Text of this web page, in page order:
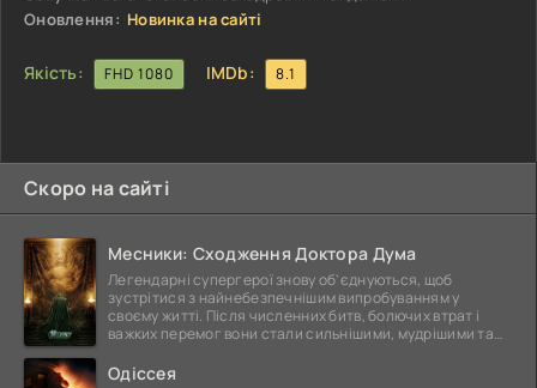
навколо них за ці
Оновлення: Новинка на сайті
Якість: FHD 1080 IMDb: 8.1
Скоро на сайті
Месники: Сходження Доктора Дума
Легендарні супергерої знову об'єднуються, щоб
зустрітися з найнебезпечнішим випробуванням у
своєму житті. Після численних битв, болючих втрат і
важких перемог вони стали сильнішими, мудрішими та
Одіссея